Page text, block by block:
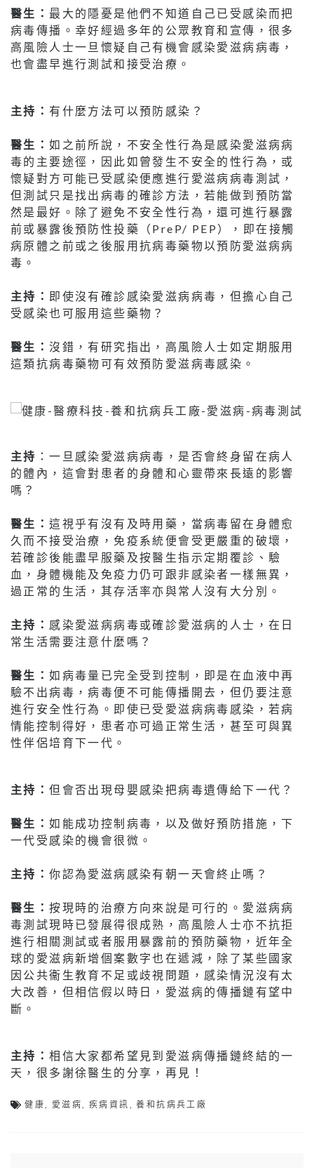
醫生： 最大的隱憂是他們不知道自己已受感染而把
病毒傳播。幸好經過多年的公眾教育和宣傳，很多
高風險人士一旦懷疑自己有機會感染愛滋病病毒，
也會盡早進行測試和接受治療。
主持：有什麼方法可以預防感染？
醫生：如之前所說，不安全性行為是感染愛滋病病
毒的主要途徑，因此如曾發生不安全的性行為，或
懷疑對方可能已受感染便應進行愛滋病病毒測試，
但測試只是找出病毒的確診方法，若能做到預防當
然是最好。除了避免不安全性行為，還可進行暴露
前或暴露後預防性投藥（PreP/ PEP），即在接觸
病原體之前或之後服用抗病毒藥物以預防愛滋病病
毒。
主持： 即使沒有確診感染愛滋病病毒，但擔心自己
受感染也可服用這些藥物？
醫生：沒錯，有研究指出，高風險人士如定期服用
這類抗病毒藥物可有效預防愛滋病毒感染。
主持 ：一旦感染愛滋病病毒，是否會終身留在病人
的體內，這會對患者的身體和心靈帶來長遠的影響
嗎？
醫生：這視乎有沒有及時用藥，當病毒留在身體愈
久而不接受治療，免疫系統便會受更嚴重的破壞，
若確診後能盡早服藥及按醫生指示定期覆診、驗
血，身體機能及免疫力仍可跟非感染者一樣無異，
過正常的生活，其存活率亦與常人沒有大分別。
主持： 感染愛滋病病毒或確診愛滋病的人士，在日
常生活需要注意什麼嗎？
醫生：如病毒量已完全受到控制，即是在血液中再
驗不出病毒，病毒便不可能傳播開去，但仍要注意
進行安全性行為。即使已受愛滋病病毒感染，若病
情能控制得好，患者亦可過正常生活，甚至可與異
性伴侶培育下一代。
主持：但會否出現母嬰感染把病毒遺傳給下一代？
醫生：如能成功控制病毒，以及做好預防措施，下
一代受感染的機會很微。
主持：你認為愛滋病感染有朝一天會終止嗎？
醫生：按現時的治療方向來說是可行的。愛滋病病
毒測試現時已發展得很成熟，高風險人士亦不抗拒
進行相關測試或者服用暴露前的預防藥物，近年全
球的愛滋病新增個案數字也在遞減，除了某些國家
因公共衞生教育不足或歧視問題，感染情況沒有太
大改善，但相信假以時日，愛滋病的傳播鏈有望中
斷。
主持：相信大家都希望見到愛滋病傳播鏈終結的一
天，很多謝徐醫生的分享，再見！
健康 愛滋病 ,疾病資訊 ,養和抗病兵工廠